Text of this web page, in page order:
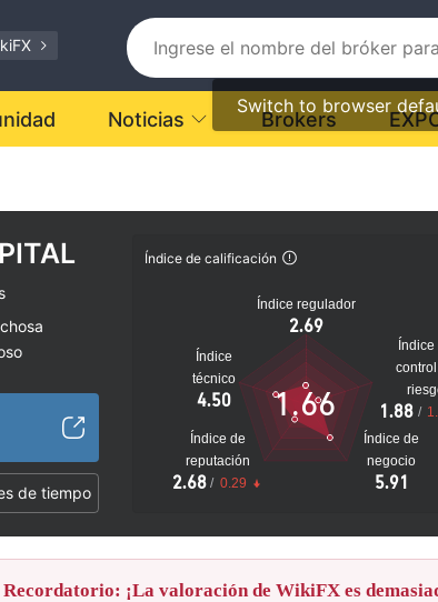
Switch to browser
Noticias Brokers
de tiempo
Índice de calificación
Índice regulador
2.69
Índice
técnico
4.50
Índice de
reputación
2.68 / 0.29
Índice de
negocio
5.91
Índice
1.88 /
1.66
¡La puntuación WikiFX de este
Recordatorio: ¡La valoración de WikiFX es